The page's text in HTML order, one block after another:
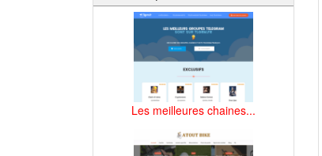
Les meilleures chaines...